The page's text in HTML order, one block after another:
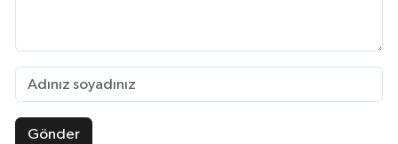
Gönder